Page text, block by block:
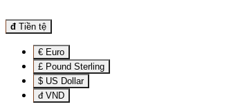
đ Tiền tệ
€ Euro
£ Pound Sterling
$ US Dollar
đ VND